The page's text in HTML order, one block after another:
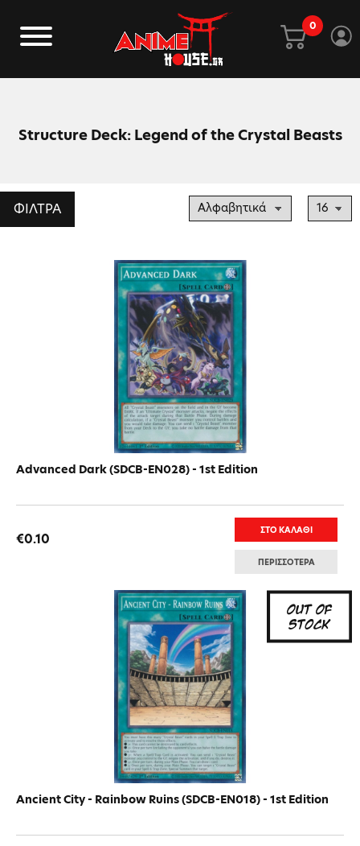
0
Structure Deck: Legend of the Crystal Beasts
ΦΙΛΤΡΑ
Advanced Dark (SDCB-EN028) - 1st Edition
€0.10
ΣΤΟ ΚΑΛΑΘΙ
ΠΕΡΙΣΣΟΤΕΡΑ
Ancient City - Rainbow Ruins (SDCB-EN018) - 1st Edition